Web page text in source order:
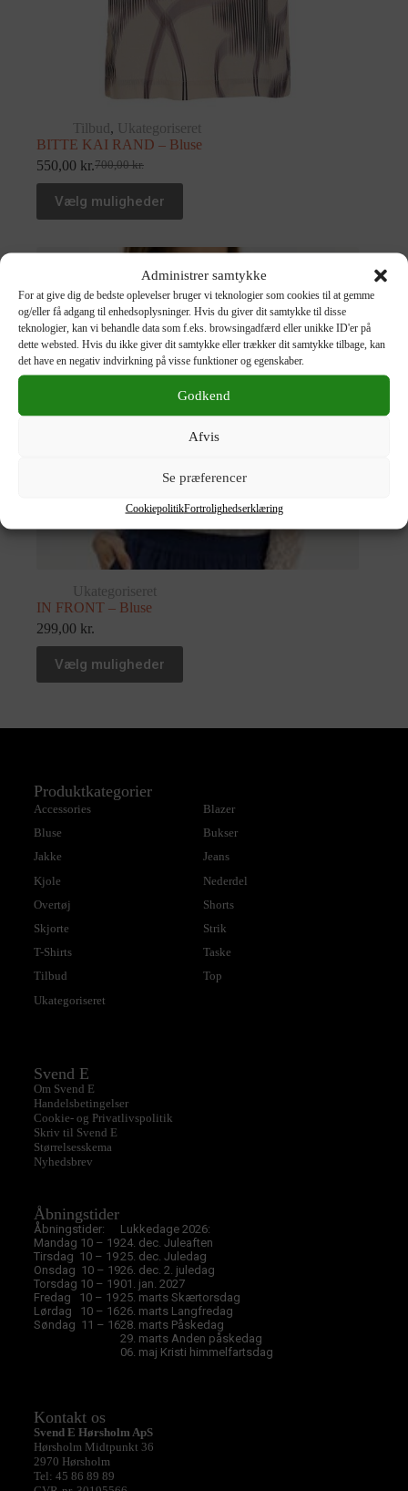
Administrer samtykke
For at give dig de bedste oplevelser bruger vi teknologier som cookies til at gemme
og/eller få adgang til enhedsoplysninger. Hvis du giver dit samtykke til disse
teknologier, kan vi behandle data som f.eks. browsingadfærd eller unikke ID'er på
dette websted. Hvis du ikke giver dit samtykke eller trækker dit samtykke tilbage, kan
det have en negativ indvirkning på visse funktioner og egenskaber.
Godkend
Afvis
Se præferencer
CookiepolitikFortrolighedserklæring
Tilbud, Ukategoriseret
BITTE KAI RAND – Bluse
700,00kr.
550,00 kr.
Vælg muligheder
Ukategoriseret
IN FRONT – Bluse
299,00 kr.
Vælg muligheder
Produktkategorier
Accessories
Blazer
Bluse
Bukser
Jakke
Jeans
Kjole
Nederdel
Overtøj
Shorts
Skjorte
Strik
T-Shirts
Taske
Tilbud
Top
Ukategoriseret
Svend E
Om Svend E
Handelsbetingelser
Cookie- og Privatlivspolitik
Skriv til Svend E
Størrelsesskema
Nyhedsbrev
Åbningstider
Åbningstider:
Mandag 10 – 19
Tirsdag 10 – 19
Onsdag 10 – 19
Torsdag 10 – 19
Fredag 10 – 19
Lørdag 10 – 16
Søndag 11 – 16
Lukkedage 2026:
24. dec. Juleaften
25. dec. Juledag
26. dec. 2. juledag
01. jan. 2027
25. marts Skærtorsdag
26. marts Langfredag
28. marts Påskedag
29. marts Anden påskedag
06. maj Kristi himmelfartsdag
Kontakt os
Svend E Hørsholm ApS
Hørsholm Midtpunkt 36
2970 Hørsholm
Tel: 45 86 89 89